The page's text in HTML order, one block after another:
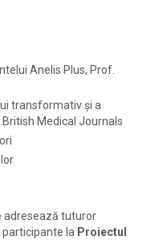
Anelis Plus, Prof.
transformativ și a
Medical Journals
adresează tuturor
la Proiectul